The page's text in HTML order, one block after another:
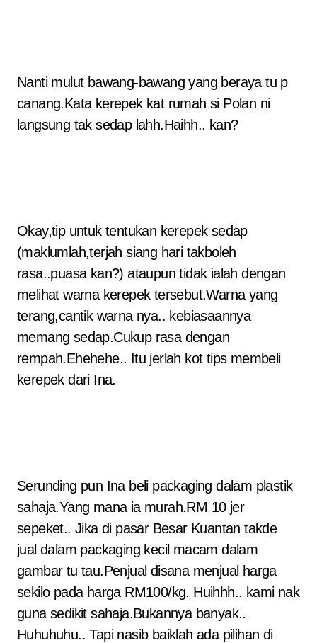
Nanti mulut bawang-bawang yang beraya tu p
canang.Kata kerepek kat rumah si Polan ni
langsung tak sedap lahh.Haihh.. kan?
Okay,tip untuk tentukan kerepek sedap
(maklumlah,terjah siang hari takboleh
rasa..puasa kan?) ataupun tidak ialah dengan
melihat warna kerepek tersebut.Warna yang
terang,cantik warna nya.. kebiasaannya
memang sedap.Cukup rasa dengan
rempah.Ehehehe.. Itu jerlah kot tips membeli
kerepek dari Ina.
Serunding pun Ina beli packaging dalam plastik
sahaja.Yang mana ia murah.RM 10 jer
sepeket.. Jika di pasar Besar Kuantan takde
jual dalam packaging kecil macam dalam
gambar tu tau.Penjual disana menjual harga
sekilo pada harga RM100/kg. Huihhh.. kami nak
guna sedikit sahaja.Bukannya banyak..
Huhuhuhu.. Tapi nasib baiklah ada pilihan di